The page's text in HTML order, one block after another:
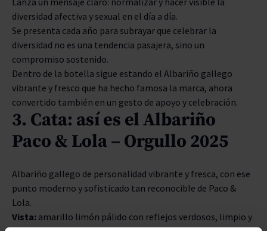
diversidad afectiva y sexual en el día a día.
Se presenta cada año para subrayar que celebrar la
diversidad no es una tendencia pasajera, sino un
compromiso sostenido.
Dentro de la botella sigue estando el Albariño gallego
vibrante y fresco que ha hecho famosa la marca, ahora
convertido también en un gesto de apoyo y celebración.
3. Cata: así es el Albariño
Paco & Lola – Orgullo 2025
Albariño gallego de personalidad vibrante y fresca, con ese
punto moderno y sofisticado tan reconocible de Paco &
Lola.
Vista: amarillo limón pálido con reflejos verdosos, limpio y